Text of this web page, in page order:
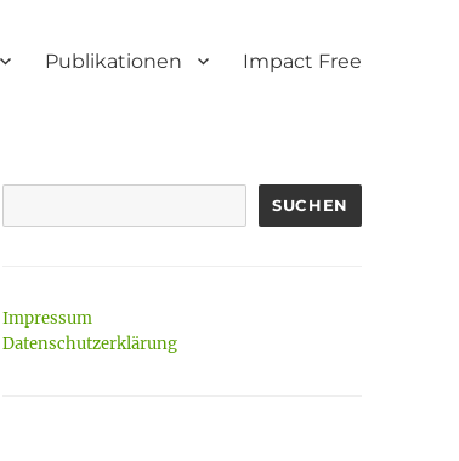
Publikationen Impact Free
SUCHEN
Impressum
Datenschutzerklärung